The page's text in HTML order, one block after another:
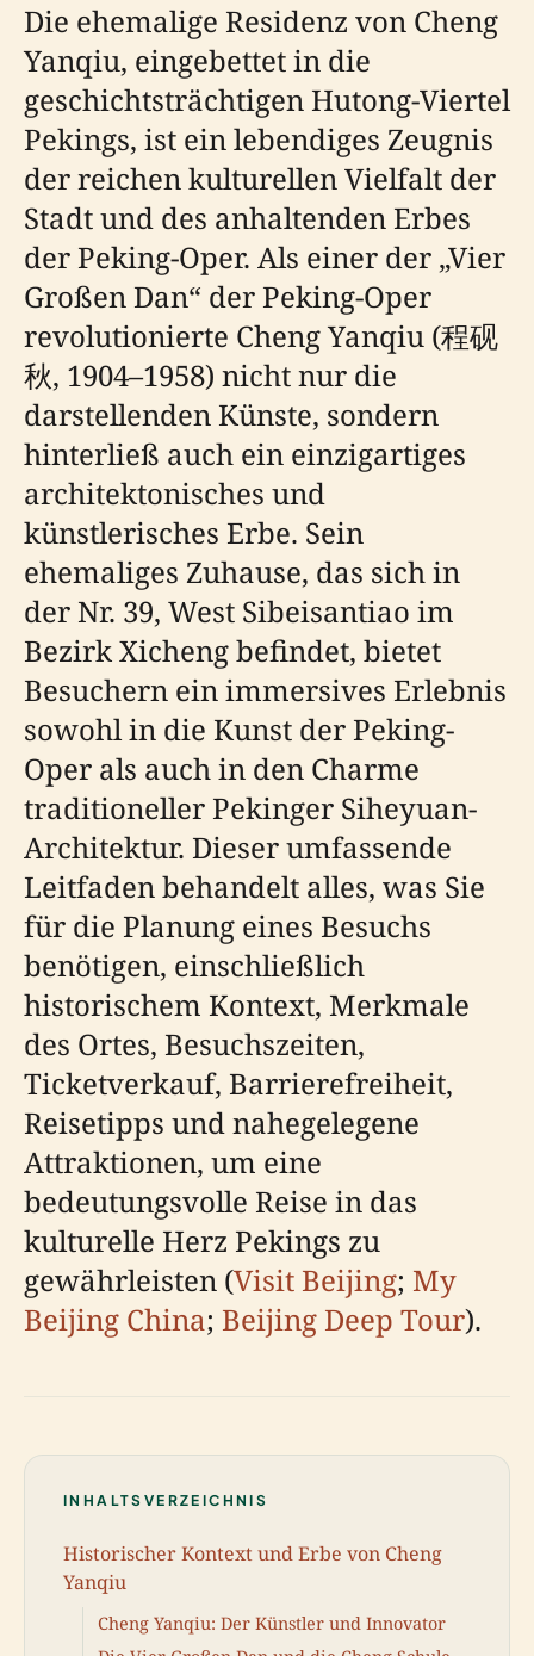
Die ehemalige Residenz von Cheng
Yanqiu, eingebettet in die
geschichtsträchtigen Hutong-Viertel
Pekings, ist ein lebendiges Zeugnis
der reichen kulturellen Vielfalt der
Stadt und des anhaltenden Erbes
der Peking-Oper. Als einer der „Vier
Großen Dan“ der Peking-Oper
revolutionierte Cheng Yanqiu (程砚
秋, 1904–1958) nicht nur die
darstellenden Künste, sondern
hinterließ auch ein einzigartiges
architektonisches und
künstlerisches Erbe. Sein
ehemaliges Zuhause, das sich in
der Nr. 39, West Sibeisantiao im
Bezirk Xicheng befindet, bietet
Besuchern ein immersives Erlebnis
sowohl in die Kunst der Peking-
Oper als auch in den Charme
traditioneller Pekinger Siheyuan-
Architektur. Dieser umfassende
Leitfaden behandelt alles, was Sie
für die Planung eines Besuchs
benötigen, einschließlich
historischem Kontext, Merkmale
des Ortes, Besuchszeiten,
Ticketverkauf, Barrierefreiheit,
Reisetipps und nahegelegene
Attraktionen, um eine
bedeutungsvolle Reise in das
kulturelle Herz Pekings zu
gewährleisten (Visit Beijing; My
Beijing China; Beijing Deep Tour).
INHALTSVERZEICHNIS
Historischer Kontext und Erbe von Cheng
Yanqiu
Cheng Yanqiu: Der Künstler und Innovator